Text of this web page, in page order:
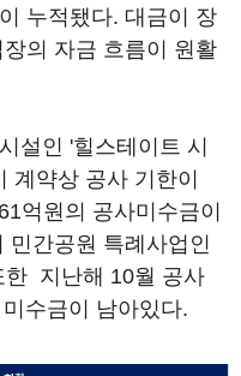
누적됐다. 대금이 장
의 자금 흐름이 원활
설인 '힐스테이트 시
계약상 공사 기한이
억원의 공사미수금이
민간공원 특례사업인
한 지난해 10월 공사
수금이 남아있다.